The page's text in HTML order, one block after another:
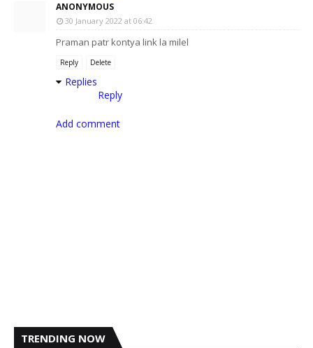
ANONYMOUS
30 January 2022 at 06:42
Praman patr kontya link la milel
Reply Delete
Replies
Reply
Add comment
TRENDING NOW